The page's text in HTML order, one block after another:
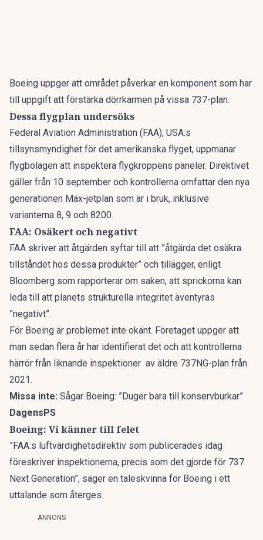
Boeing uppger att området påverkar en komponent som har
till uppgift att förstärka dörrkarmen på vissa 737-plan.
Dessa flygplan undersöks
Federal Aviation Administration (FAA), USA:s
tillsynsmyndighet för det amerikanska flyget, uppmanar
flygbolagen att inspektera flygkroppens paneler. Direktivet
gäller från 10 september och kontrollerna omfattar den nya
generationen Max-jetplan som är i bruk, inklusive
varianterna 8, 9 och 8200.
FAA: Osäkert och negativt
FAA skriver att åtgärden syftar till att ”åtgärda det osäkra
tillståndet hos dessa produkter” och tillägger, enligt
Bloomberg som rapporterar om saken, att sprickorna kan
leda till att planets strukturella integritet äventyras
”negativt”.
För Boeing är problemet inte okänt. Företaget uppger att
man sedan flera år har identifierat det och att kontrollerna
härrör från liknande inspektioner av äldre 737NG-plan från
2021.
Missa inte: Sågar Boeing: ”Duger bara till konservburkar”
DagensPS
Boeing: Vi känner till felet
”FAA:s luftvärdighetsdirektiv som publicerades idag
föreskriver inspektionerna, precis som det gjorde för 737
Next Generation”, säger en taleskvinna för Boeing i ett
uttalande som återges.
ANNONS